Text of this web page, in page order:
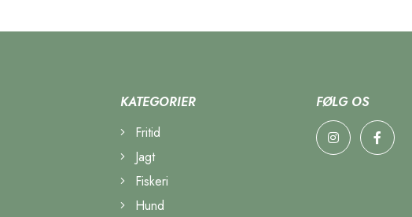
KATEGORIER
Fritid
Jagt
Fiskeri
Hund
FØLG OS